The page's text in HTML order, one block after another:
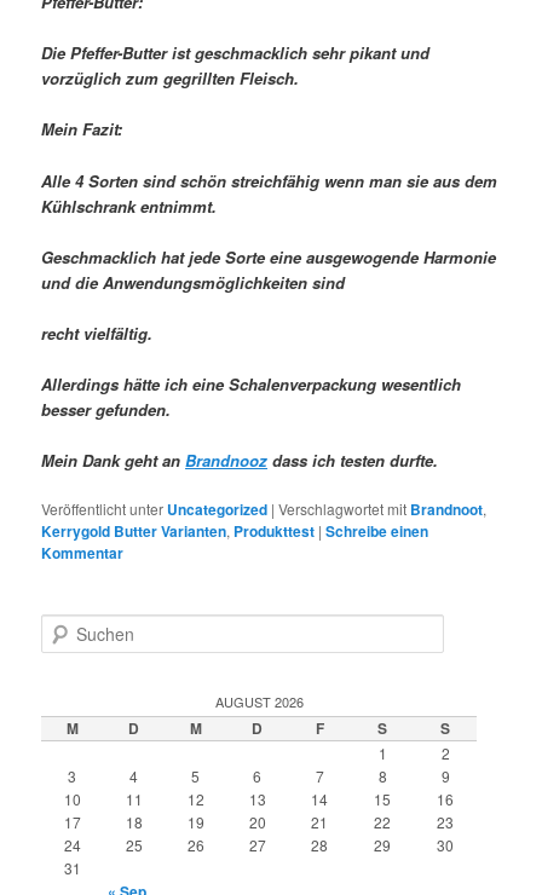
Die Pfeffer-Butter ist geschmacklich sehr pikant und
vorzüglich zum gegrillten Fleisch.
Mein Fazit:
Alle 4 Sorten sind schön streichfähig wenn man sie aus dem
Kühlschrank entnimmt.
Geschmacklich hat jede Sorte eine ausgewogende Harmonie
und die Anwendungsmöglichkeiten sind
recht vielfältig.
Allerdings hätte ich eine Schalenverpackung wesentlich
besser gefunden.
Mein Dank geht anBrandnooz dass ich testen durfte.
Veröffentlicht unter Uncategorized |Verschlagwortet mit Brandnoot,
Kerrygold Butter Varianten, Produkttest |Schreibe einen
Kommentar
u
e
n
AUGUST 2026
M D M D F S S
1
2
3
4 5 6 7 8
9
10
11 12 13 14 15
16
17
18 19 20 21 22
23
24
25 26 27 28 29
30
31